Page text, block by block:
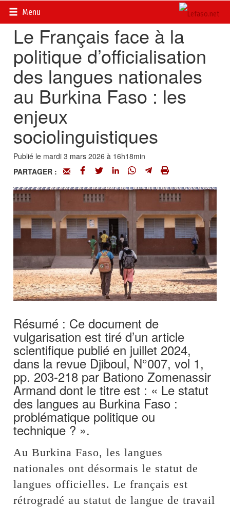
Menu
Accueil>
Le Français face à la
politique d’officialisation
des langues nationales
au Burkina Faso : les
enjeux
sociolinguistiques
Publié le mardi 3 mars 2026 à 16h18min
PARTAGER :
Résumé : Ce document de
vulgarisation est tiré d’un article
scientifique publié en juillet 2024,
dans la revue Djiboul, N°007, vol 1,
pp. 203-218 par Bationo Zomenassir
Armand dont le titre est : « Le statut
des langues au Burkina Faso :
problématique politique ou
technique ? ».
Au Burkina Faso, les langues
nationales ont désormais le statut de
langues officielles. Le français est
rétrogradé au statut de langue de travail